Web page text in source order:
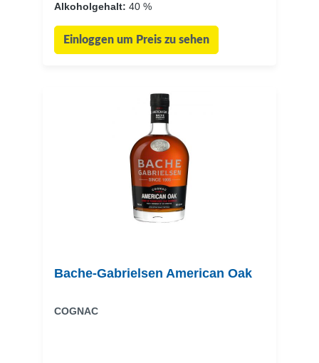
Alkoholgehalt: 40 %
Einloggen um Preis zu sehen
Bache-Gabrielsen American Oak
COGNAC